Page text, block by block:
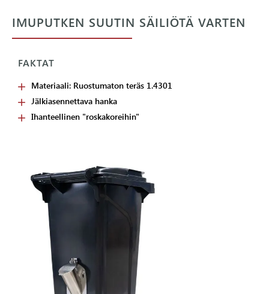
IMUPUTKEN SUUTIN SÄILIÖTÄ VARTEN
FAKTAT
Materiaali: Ruostumaton teräs 1.4301
Jälkiasennettava hanka
Ihanteellinen "roskakoreihin"